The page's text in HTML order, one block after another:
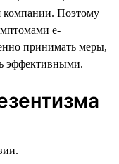
компании. Поэтому
е-
принимать меры,
эффективными.